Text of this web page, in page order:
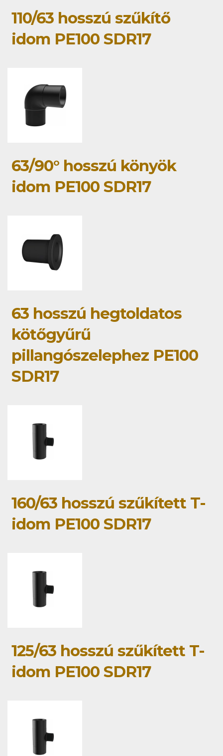
110/63 hosszú szűkítő
idom PE100 SDR17
63/90° hosszú könyök
idom PE100 SDR17
63 hosszú hegtoldatos
kötőgyűrű
pillangószelephez PE100
SDR17
160/63 hosszú szűkített T-
idom PE100 SDR17
125/63 hosszú szűkített T-
idom PE100 SDR17